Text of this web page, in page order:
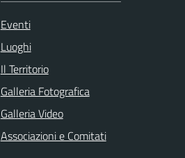
Eventi
Luoghi
Il Territorio
Galleria Fotografica
Galleria Video
Associazioni e Comitati